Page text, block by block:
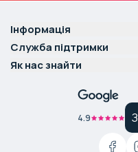
Інформація
Служба підтримки
Як нас знайти
4.9